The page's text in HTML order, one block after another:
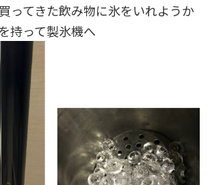
ってきた飲み物に氷をいれようか
持って製氷機へ